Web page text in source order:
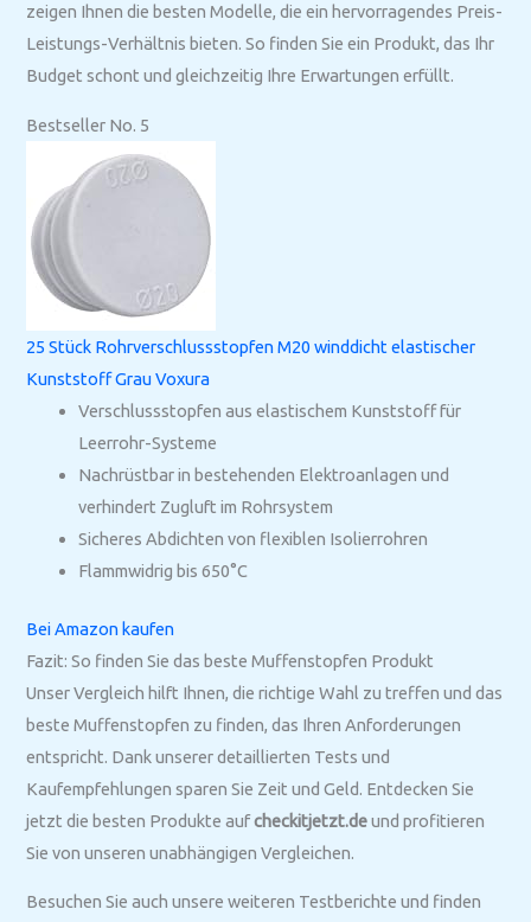
zeigen Ihnen die besten Modelle, die ein hervorragendes Preis-
Leistungs-Verhältnis bieten. So finden Sie ein Produkt, das Ihr
Budget schont und gleichzeitig Ihre Erwartungen erfüllt.
Bestseller No. 5
25 Stück Rohrverschlussstopfen M20 winddicht elastischer
Kunststoff Grau Voxura
Verschlussstopfen aus elastischem Kunststoff für
Leerrohr-Systeme
Nachrüstbar in bestehenden Elektroanlagen und
verhindert Zugluft im Rohrsystem
Sicheres Abdichten von flexiblen Isolierrohren
Flammwidrig bis 650°C
Bei Amazon kaufen
Fazit: So finden Sie das beste Muffenstopfen Produkt
Unser Vergleich hilft Ihnen, die richtige Wahl zu treffen und das
beste Muffenstopfen zu finden, das Ihren Anforderungen
entspricht. Dank unserer detaillierten Tests und
Kaufempfehlungen sparen Sie Zeit und Geld. Entdecken Sie
jetzt die besten Produkte aufcheckitjetzt.deund profitieren
Sie von unseren unabhängigen Vergleichen.
Besuchen Sie auch unsere weiteren Testberichte und finden